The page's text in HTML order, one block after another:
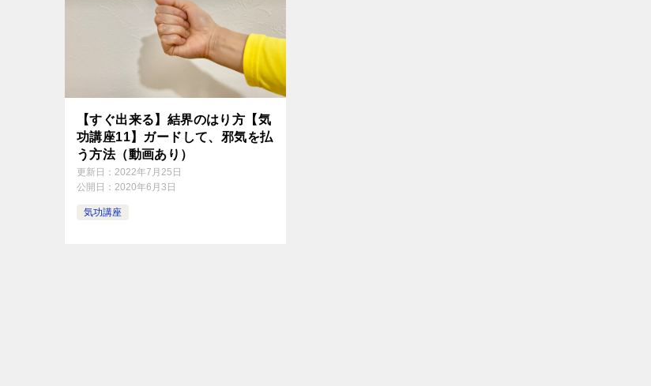
【すぐ出来る】結界のはり方【気
功講座11】ガードして、邪気を払
う方法（動画あり）
更新日： 2022年7月25日
公開日： 2020年6月3日
気功講座